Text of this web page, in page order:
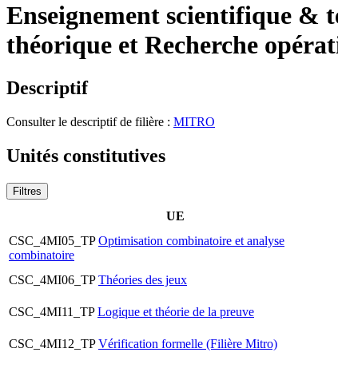
Enseignement scientifique &
théorique et Recherche
Descriptif
Consulter le descriptif de filière : MITRO
Unités constitutives
Filtres
UE
CSC_4MI05_TP Optimisation combinatoire et analyse
combinatoire
CSC_4MI06_TP Théories des jeux
CSC_4MI11_TP Logique et théorie de la preuve
CSC_4MI12_TP Vérification formelle (Filière Mitro)